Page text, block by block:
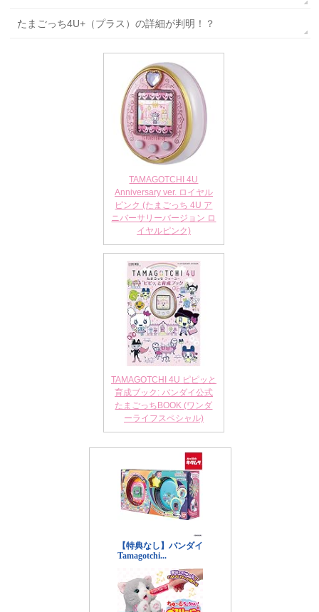
たまごっち4U+（プラス）の詳細が判明！？
TAMAGOTCHI 4U
Anniversary ver. ロイヤル
ピンク (たまごっち 4U ア
ニバーサリーバージョン ロ
イヤルピンク)
TAMAGOTCHI 4U ピピッと
育成ブック: バンダイ公式
たまごっちBOOK (ワンダ
ーライフスペシャル)